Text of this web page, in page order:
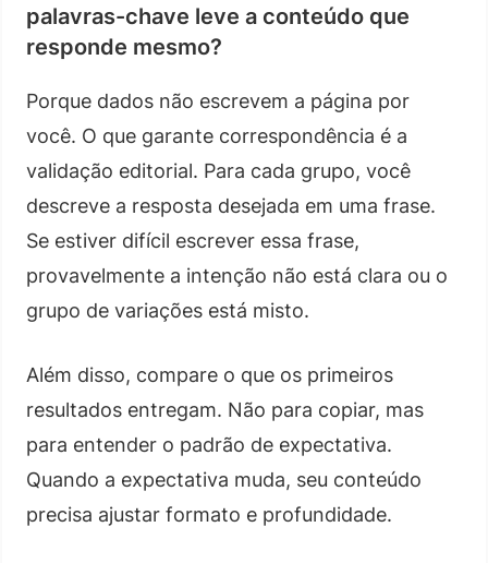
palavras-chave leve a conteúdo que
responde mesmo?
Porque dados não escrevem a página por
você. O que garante correspondência é a
validação editorial. Para cada grupo, você
descreve a resposta desejada em uma frase.
Se estiver difícil escrever essa frase,
provavelmente a intenção não está clara ou o
grupo de variações está misto.
Além disso, compare o que os primeiros
resultados entregam. Não para copiar, mas
para entender o padrão de expectativa.
Quando a expectativa muda, seu conteúdo
precisa ajustar formato e profundidade.